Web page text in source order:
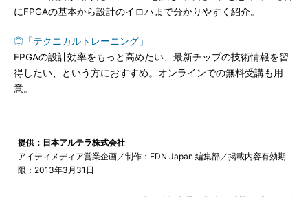
にFPGAの基本から設計のイロハまで分かりやすく紹介。
◎「テクニカルトレーニング」
FPGAの設計効率をもっと高めたい、最新チップの技術情報を習
得したい、という方におすすめ。オンラインでの無料受講も用
意。
提供：日本アルテラ株式会社
アイティメディア営業企画／制作：EDN Japan 編集部／掲載内容有効期
限：2013年3月31日